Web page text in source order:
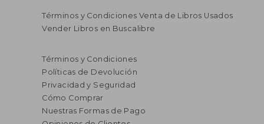
Términos y Condiciones Venta de Libros Usados
Vender Libros en Buscalibre
Términos y Condiciones
Políticas de Devolución
Privacidad y Seguridad
Cómo Comprar
Nuestras Formas de Pago